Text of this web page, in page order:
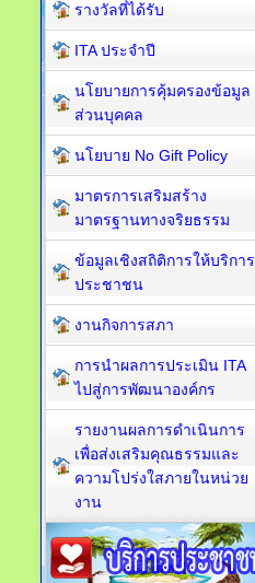
รางวัลที่ได้รับ
ITA ประจำปี
นโยบายการคุ้มครองข้อมูล
ส่วนบุคคล
นโยบาย No Gift Policy
มาตรการเสริมสร้าง
มาตรฐานทางจริยธรรม
ข้อมูลเชิงสถิติการให้บริการ
ประชาชน
งานกิจการสภา
การนำผลการประเมิน ITA
ไปสู่การพัฒนาองค์กร
รายงานผลการดำเนินการ
เพื่อส่งเสริมคุณธรรมและ
ความโปร่งใสภายในหน่วย
งาน